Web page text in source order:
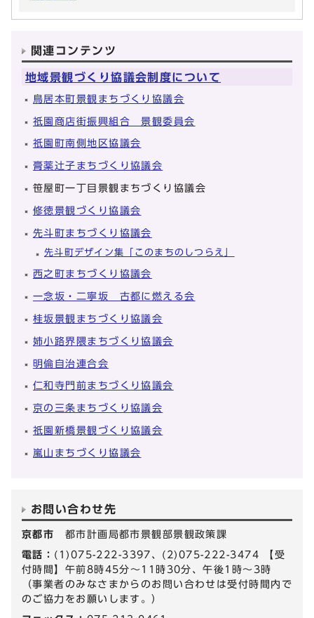
関連コンテンツ
地域景観づくり協議会制度について
鳥居本町景観まちづくり協議会
祇園商店街振興組合 景観委員会
祇園町南側地区協議会
膏薬辻子まちづくり協議会
笹屋町一丁目景観まちづくり協議会
修徳景観づくり協議会
先斗町まちづくり協議会
先斗町デザイン集「このまちのしつらえ」
西之町まちづくり協議会
一念坂・二寧坂 古都に燃える会
桂坂景観まちづくり協議会
姉小路界隈まちづくり協議会
明倫自治連合会
仁和寺門前まちづくり協議会
京の三条まちづくり協議会
祇園新橋景観づくり協議会
嵐山まちづくり協議会
お問い合わせ先
京都市 都市計画局都市景観部景観政策課
電話： (1)075-222-3397、(2)075-222-3474 【受
付時間】午前8時45分～11時30分、午後1時～3時
（事業者のみなさまからのお問い合わせは受付時間内で
のご協力をお願いします。）